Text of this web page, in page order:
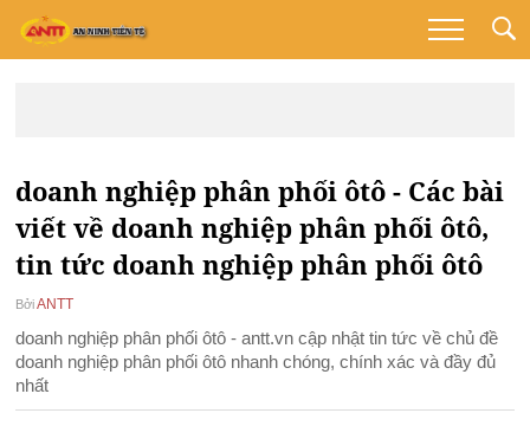
doanh nghiệp phân phối ôtô - Các bài
viết về doanh nghiệp phân phối ôtô,
tin tức doanh nghiệp phân phối ôtô
Bởi ANTT
doanh nghiệp phân phối ôtô - antt.vn cập nhật tin tức về chủ đề
doanh nghiệp phân phối ôtô nhanh chóng, chính xác và đầy đủ
nhất